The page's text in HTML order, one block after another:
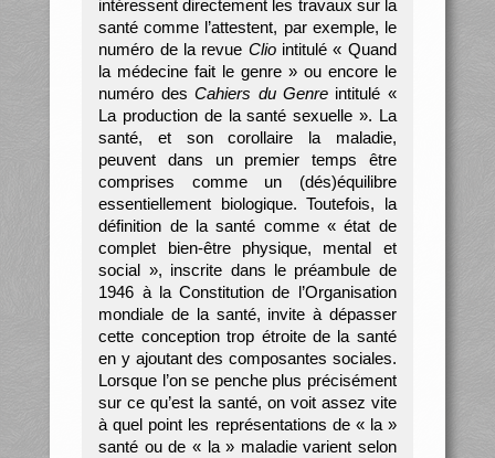
intéressent directement les travaux sur la
santé comme l’attestent, par exemple, le
numéro de la revue Cliointitulé « Quand
la médecine fait le genre » ou encore le
numéro desCahiers du Genreintitulé «
La production de la santé sexuelle ». La
santé, et son corollaire la maladie,
peuvent dans un premier temps être
comprises comme un (dés)équilibre
essentiellement biologique. Toutefois, la
définition de la santé comme « état de
complet bien-être physique, mental et
social », inscrite dans le préambule de
1946 à la Constitution de l’Organisation
mondiale de la santé, invite à dépasser
cette conception trop étroite de la santé
en y ajoutant des composantes sociales.
Lorsque l’on se penche plus précisément
sur ce qu’est la santé, on voit assez vite
à quel point les représentations de « la »
santé ou de « la » maladie varient selon